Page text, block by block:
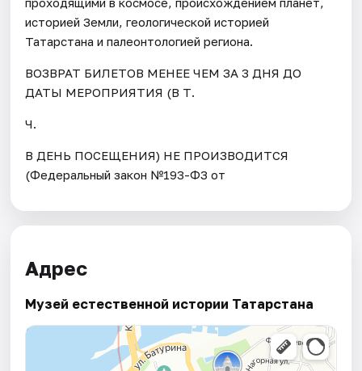
историей Земли, геологической историей
Татарстана и палеонтологией региона.
ВОЗВРАТ БИЛЕТОВ МЕНЕЕ ЧЕМ ЗА 3 ДНЯ ДО
ДАТЫ МЕРОПРИЯТИЯ (В Т.
Ч.
В ДЕНЬ ПОСЕЩЕНИЯ) НЕ ПРОИЗВОДИТСЯ
(Федеральный закон №193-ФЗ от
Адрес
Музей естественной истории Татарстана